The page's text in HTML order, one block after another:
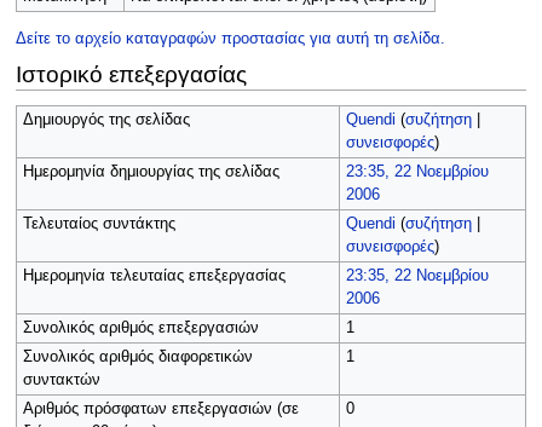
Δείτε το αρχείο καταγραφών προστασίας για αυτή τη σελίδα.
Ιστορικό επεξεργασίας
Δημιουργός της σελίδας Quendi (συζήτηση|
συνεισφορές)
Ημερομηνία δημιουργίας της σελίδας
23:35, 22 Νοεμβρίου
2006
Τελευταίος συντάκτης
Quendi (συζήτηση|
συνεισφορές)
Ημερομηνία τελευταίας επεξεργασίας
23:35, 22 Νοεμβρίου
2006
Συνολικός αριθμός επεξεργασιών
1
Συνολικός αριθμός διαφορετικών
συντακτών
1
Αριθμός πρόσφατων επεξεργασιών (σε
0